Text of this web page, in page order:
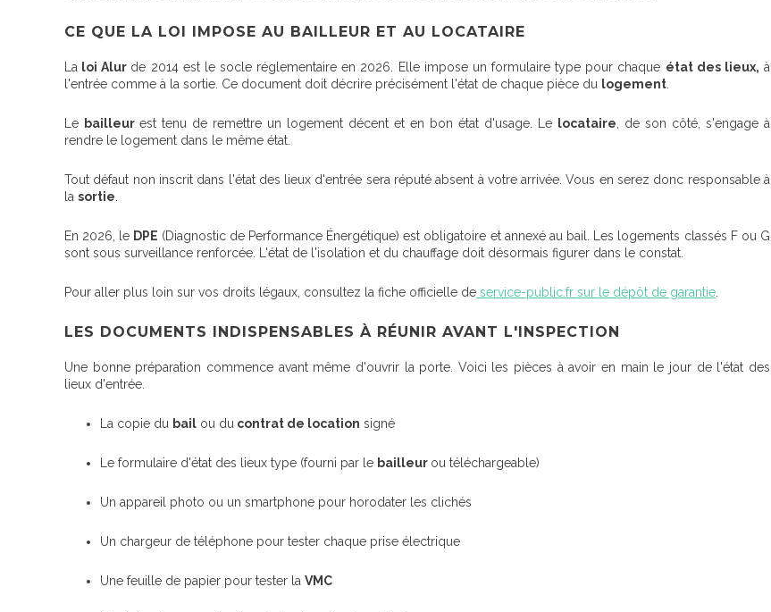
CE QUE LA LOI IMPOSE AU BAILLEUR ET AU LOCATAIRE
La loi Alur de 2014 est le socle réglementaire en 2026. Elle impose un formulaire type pour chaque état des lieux, à
l'entrée comme à la sortie. Ce document doit décrire précisément l'état de chaque pièce du logement
Le bailleur est tenu de remettre un logement décent et en bon état d'usage. Le locataire , de son côté, s'engage à
rendre le logement dans le même état.
Tout défaut non inscrit dans l'état des lieux d'entrée sera réputé absent à votre arrivée. Vous en serez donc responsable à
la sortie
En 2026, le DPE (Diagnostic de Performance Énergétique) est obligatoire et annexé au bail. Les logements classés F ou G
sont sous surveillance renforcée. L'état de l'isolation et du chauffage doit désormais figurer dans le constat.
Pour aller plus loin sur vos droits légaux, consultez la fiche officielle de service-public.fr sur le dépôt de garantie
LES DOCUMENTS INDISPENSABLES À RÉUNIR AVANT L'INSPECTION
Une bonne préparation commence avant même d'ouvrir la porte. Voici les pièces à avoir en main le jour de l'état des
lieux d'entrée.
La copie du bail ou du contrat de location signé
Le formulaire d'état des lieux type (fourni par le bailleur ou téléchargeable)
Un appareil photo ou un smartphone pour horodater les clichés
Un chargeur de téléphone pour tester chaque prise électrique
Une feuille de papier pour tester la VMC